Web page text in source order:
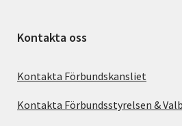
Kontakta oss
Kontakta Förbundskansliet
Kontakta Förbundsstyrelsen &